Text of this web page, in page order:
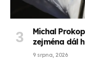
Michal
zejména dál
9 srpna, 2026